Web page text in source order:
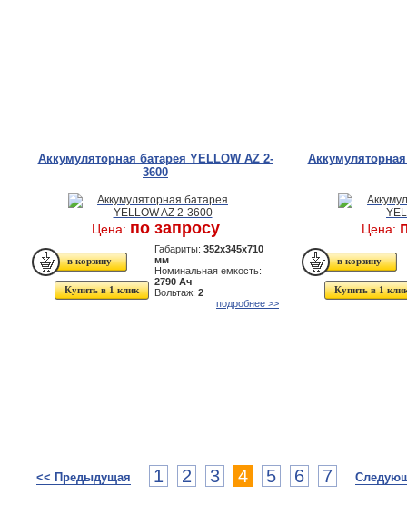
Аккумуляторная батарея YELLOW AZ 2-
3600
Цена: по запросу
Купить в 1 клик
Габариты: 352x345x710
мм
Номинальная емкость:
2790 Ач
Вольтаж: 2
подробнее >>
Цена:
Купить в 1
<< Предыдущая 1 2 3 4 5 6 7